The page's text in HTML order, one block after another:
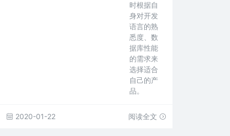
时根据自
身对开发
语言的熟
悉度、数
据库性能
的需求来
选择适合
自己的产
品。
2020-01-22 阅读全文